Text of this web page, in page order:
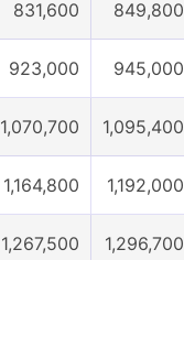
831,600 849,800
923,000 945,000
1,070,700 1,095,400
1,164,800 1,192,000
1,267,500 1,296,700